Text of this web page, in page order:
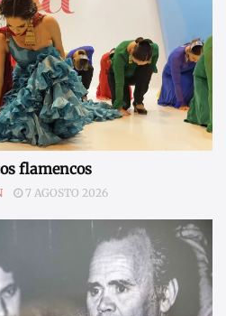
flamencos
7 AGOSTO 2026